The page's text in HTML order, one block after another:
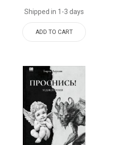
Shipped in 1-3 days
ADD TO CART